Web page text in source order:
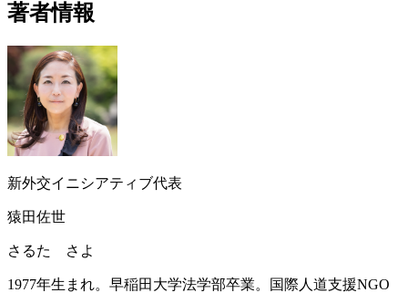
著者情報
新外交イニシアティブ代表
猿田佐世
さるた さよ
1977年生まれ。早稲田大学法学部卒業。国際人道支援NGO